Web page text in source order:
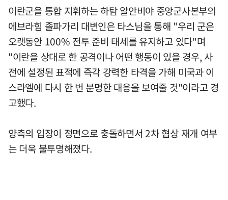
이란군을 통합 지휘하는 하탐 알안비야 중앙군사본부의
에브라힘 졸파가리 대변인은 타스님을 통해 "우리 군은
오랫동안 100% 전투 준비 태세를 유지하고 있다"며
"이란을 상대로 한 공격이나 어떤 행동이 있을 경우, 사
전에 설정된 표적에 즉각 강력한 타격을 가해 미국과 이
스라엘에 다시 한 번 분명한 대응을 보여줄 것"이라고 경
고했다.
양측의 입장이 정면으로 충돌하면서 2차 협상 재개 여부
는 더욱 불투명해졌다.